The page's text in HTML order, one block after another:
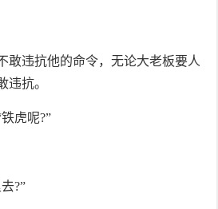
敢违抗他的命令，无论大老板要人
违抗。
虎呢?”
?”